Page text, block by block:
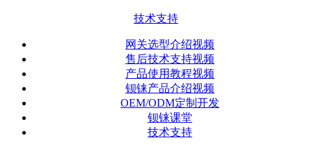
技术支持
网关选型介绍视频
售后技术支持视频
产品使用教程视频
钡铼产品介绍视频
OEM/ODM定制开发
钡铼课堂
技术支持